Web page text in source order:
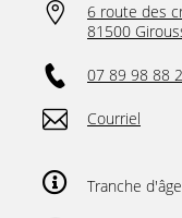
6 route des
81500
07 89 98 88
Courriel
Tranche